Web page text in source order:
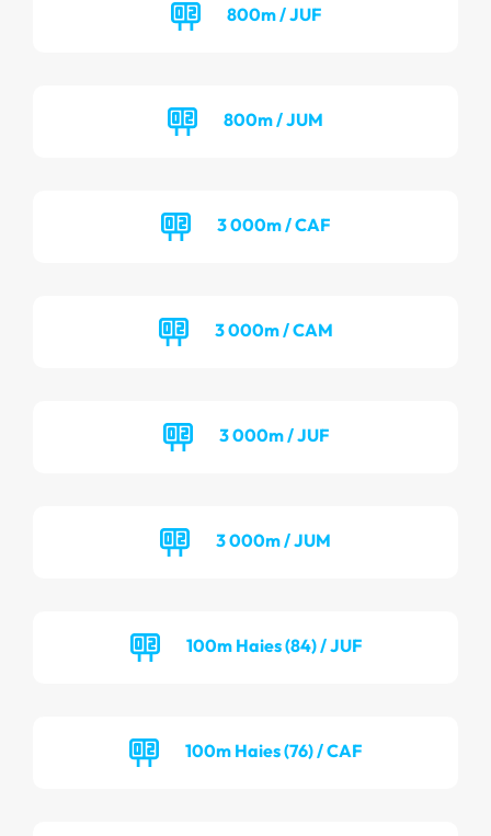
800m / JUF
800m / JUM
3 000m / CAF
3 000m / CAM
3 000m / JUF
3 000m / JUM
100m Haies (84) / JUF
100m Haies (76) / CAF